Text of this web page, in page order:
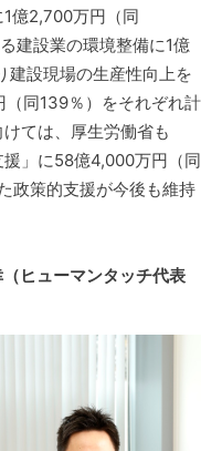
億2,700万円（同
建設業の環境整備に1億
建設現場の生産性向上を
同139％）をそれぞれ計
ては、厚生労働省も
援」に58億4,000万円（同
政策的支援が今後も維持
ヒューマンタッチ代表